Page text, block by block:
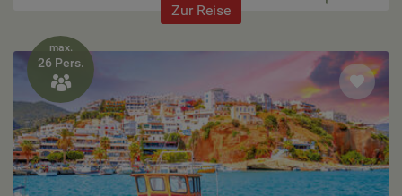
Zur Reise
max.
26 Pers.
